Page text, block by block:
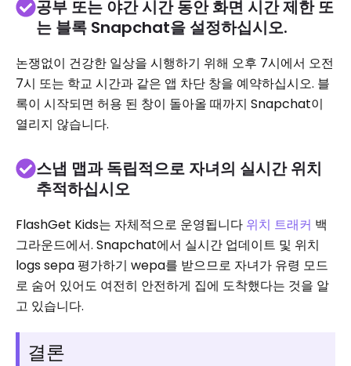
공부 또는 야간 시간 동안 화면 시간 제한 또
는 블록 Snapchat을 설정하십시오.
논쟁없이 건강한 일상을 시행하기 위해 오후 7시에서 오전
7시 또는 학교 시간과 같은 앱 차단 창을 예약하십시오. 블
록이 시작되면 허용 된 창이 돌아올 때까지 Snapchat이
열리지 않습니다.
스냅 맵과 독립적으로 자녀의 실시간 위치
추적하십시오
FlashGet Kids는 자체적으로 운영됩니다 위치 트래커 백
그라운드에서. Snapchat에서 실시간 업데이트 및 위치
logs sepa 평가하기 wepa를 받으므로 자녀가 유령 모드
로 숨어 있어도 여전히 안전하게 집에 도착했다는 것을 알
고 있습니다.
결론